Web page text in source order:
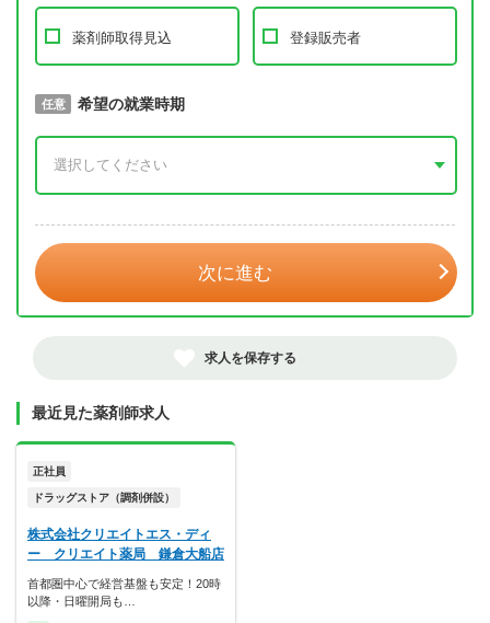
薬剤師取得見込 登録販売者
必須 取得予定年
任意 希望の就業時期
次に進む
求人を保存する
最近見た薬剤師求人
正社員
ドラッグストア（調剤併設）
株式会社クリエイトエス・ディ
ー クリエイト薬局 鎌倉大船店
首都圏中心で経営基盤も安定！20時
以降・日曜開局も…